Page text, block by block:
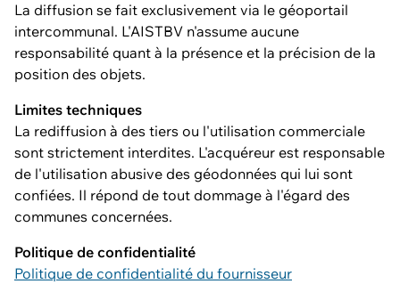
La diffusion se fait exclusivement via le géoportail
intercommunal. L'AISTBV n'assume aucune
responsabilité quant à la présence et la précision de la
position des objets.
Limites techniques
La rediffusion à des tiers ou l'utilisation commerciale
sont strictement interdites. L'acquéreur est responsable
de l'utilisation abusive des géodonnées qui lui sont
confiées. Il répond de tout dommage à l'égard des
communes concernées.
Politique de confidentialité
Politique de confidentialité du fournisseur